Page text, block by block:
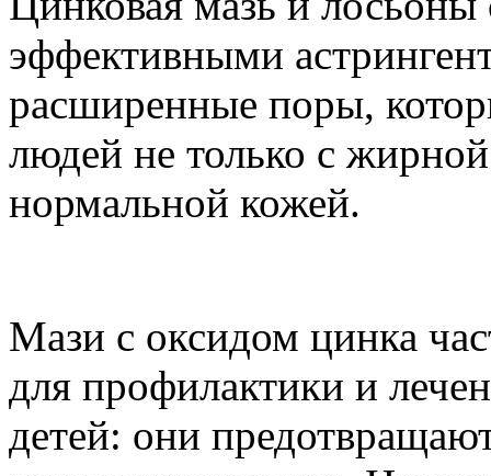
эффективными
расширенные поры,
людей не только с
нормальной кожей.
Мази с оксидом цинка
для профилактики и
детей: они